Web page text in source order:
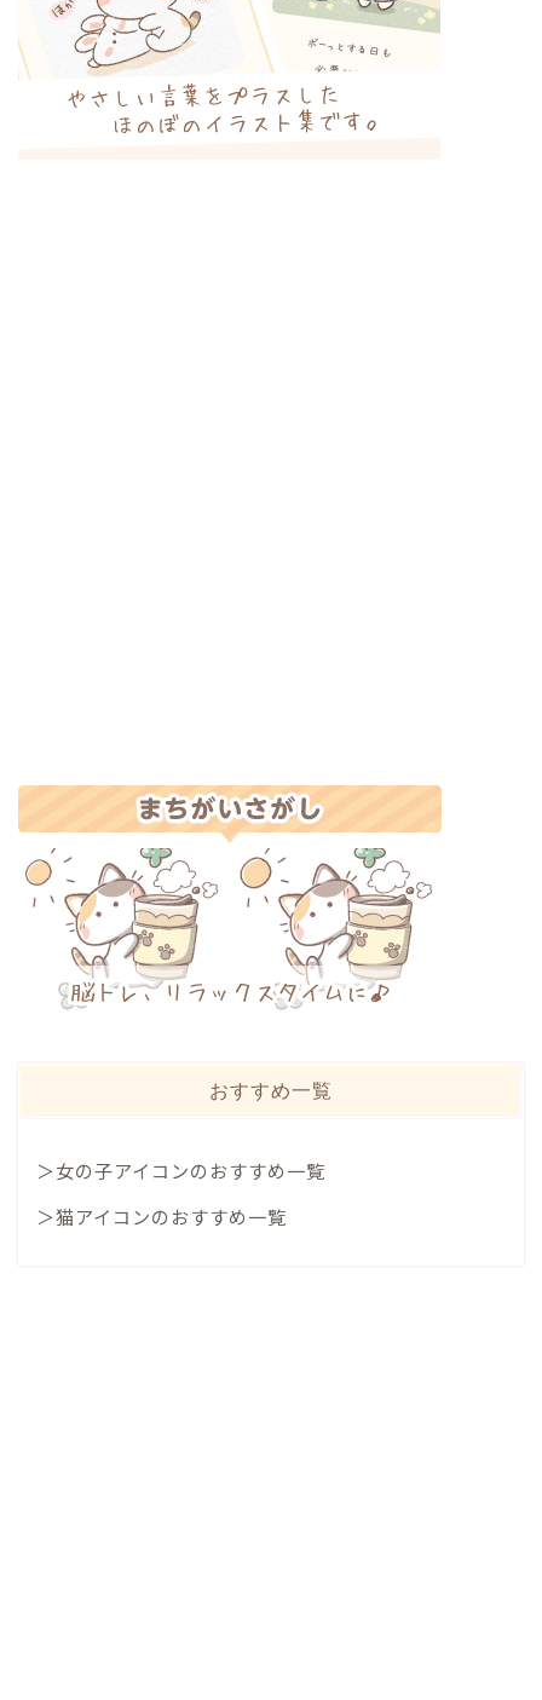
おすすめ一覧
＞女の子アイコンのおすすめ一覧
＞猫アイコンのおすすめ一覧